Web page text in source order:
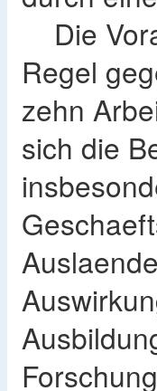
Die
Regel
zehn
sich die